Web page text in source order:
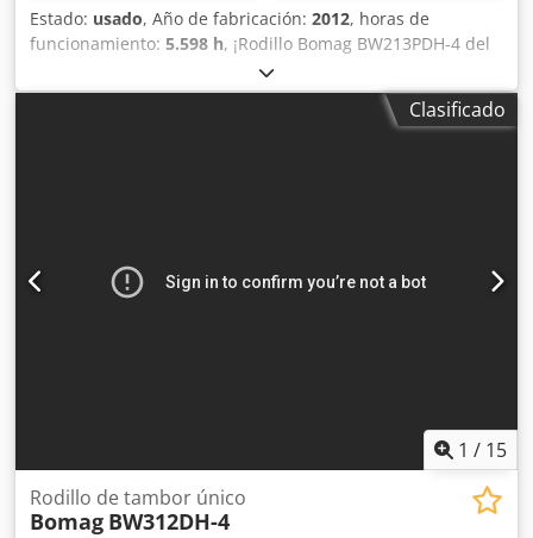
Estado: usado, Año de fabricación: 2012, horas de
funcionamiento: 5.598 h, ¡Rodillo Bomag BW213PDH-4 del
año 2012 con solo 5.598 horas de trabajo! ----* Fabricante:
Bomag * Modelo: BW213PDH-4 * Año: 2012 * Horas de uso
registradas: aprox. 5.598 * Peso operativo: 13.100 KG * Aire
sujetos a errores y venta previa. Dcsdpfx Aneyt Uirjusk
Clasificado
1 / 15
Rodillo de tambor único
Bomag BW312DH-4